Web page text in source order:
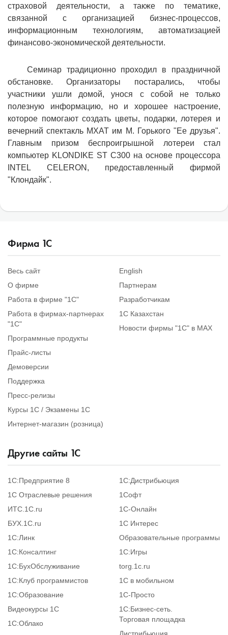
страховой деятельности, а также по тематике,
связанной с организацией бизнес-процессов,
информационным технологиям, автоматизацией
финансово-экономической деятельности.
Семинар традиционно проходил в праздничной
обстановке. Организаторы постарались, чтобы
участники ушли домой, унося с собой не только
полезную информацию, но и хорошее настроение,
которое помогают создать цветы, подарки, лотерея и
вечерний спектакль МХАТ им М. Горького "Ее друзья".
Главным призом беспроигрышной лотереи стал
компьютер KLONDIKE ST C300 на основе процессора
INTEL CELERON, предоставленный фирмой
"Клондайк".
Фирма 1С
Весь сайт
О фирме
Работа в фирме "1С"
Работа в фирмах-партнерах
"1С"
Программные продукты
Прайс-листы
Демоверсии
Поддержка
Пресс-релизы
Курсы 1С / Экзамены 1С
Интернет-магазин (розница)
English
Партнерам
Разработчикам
1С Казахстан
Новости фирмы "1С" в MAX
Другие сайты 1С
1С:Предприятие 8
1С Отраслевые решения
ИТС.1C.ru
БУХ.1С.ru
1С:Линк
1С:Консалтинг
1С:БухОбслуживание
1С:Клуб программистов
1С:Образование
Видеокурсы 1С
1С:Облако
1С:Дистрибьюция
1Софт
1С-Онлайн
1С Интерес
Образовательные программы
1С:Игры
torg.1c.ru
1С в мобильном
1C-Просто
1С:Бизнес-сеть.
Торговая площадка
Дистрибьюция